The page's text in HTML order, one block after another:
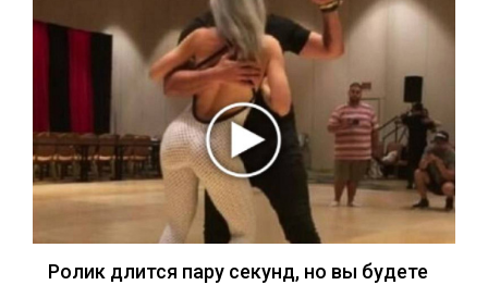
Ролик длится пару секунд, но вы будете